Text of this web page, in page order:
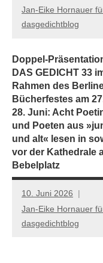
Jan-Eike Hornauer
dasgedichtblog
Doppel-
DAS GEDICHT 33
Rahmen des
Bücherfestes am
28. Juni: Acht
und Poeten aus
und alt« lesen in
vor der Kathedrale
Bebelplatz
10. Juni 2026
Jan-Eike Hornauer
dasgedichtblog